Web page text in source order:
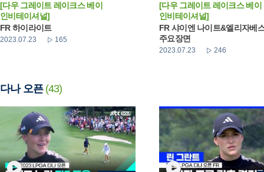
[다우 그레이트 레이크스 베이
인비테이셔널]
FR 하이라이트
2023.07.23 165
[다우 그레이트 레이크스 베이
인비테이셔널]
FR 샤이엔 나이트&엘리자베
주요장면
2023.07.23 246
다나 오픈 (43)